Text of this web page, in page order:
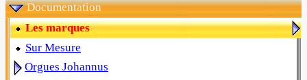
Documentation
Les marques
Sur Mesure
Orgues Johannus